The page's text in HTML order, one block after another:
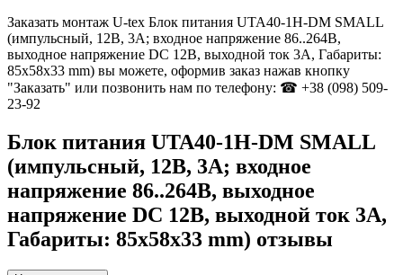
Заказать монтаж U-tex Блок питания UTA40-1H-DM SMALL
(импульсный, 12В, 3А; входное напряжение 86..264В,
выходное напряжение DC 12В, выходной ток 3А, Габариты:
85x58x33 mm) вы можете, оформив заказ нажав кнопку
"Заказать" или позвонить нам по телефону: ☎ +38 (098) 509-
23-92
Блок питания UTA40-1H-DM SMALL
(импульсный, 12В, 3А; входное
напряжение 86..264В, выходное
напряжение DC 12В, выходной ток 3А,
Габариты: 85x58x33 mm) отзывы